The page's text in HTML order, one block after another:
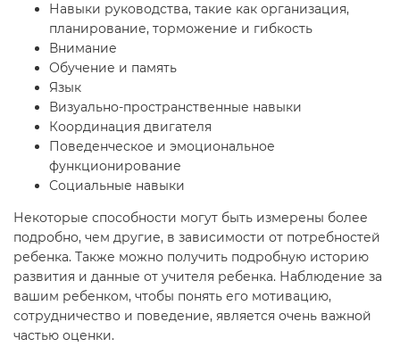
Навыки руководства, такие как организация,
планирование, торможение и гибкость
Внимание
Обучение и память
Язык
Визуально-пространственные навыки
Координация двигателя
Поведенческое и эмоциональное
функционирование
Социальные навыки
Некоторые способности могут быть измерены более
подробно, чем другие, в зависимости от потребностей
ребенка. Также можно получить подробную историю
развития и данные от учителя ребенка. Наблюдение за
вашим ребенком, чтобы понять его мотивацию,
сотрудничество и поведение, является очень важной
частью оценки.